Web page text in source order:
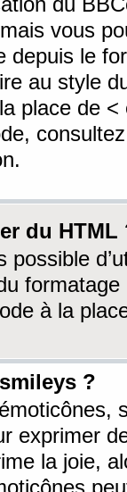
vous
depuis le
au style
place de <
du HTML
possible
à la
?
exprimer
la joie,